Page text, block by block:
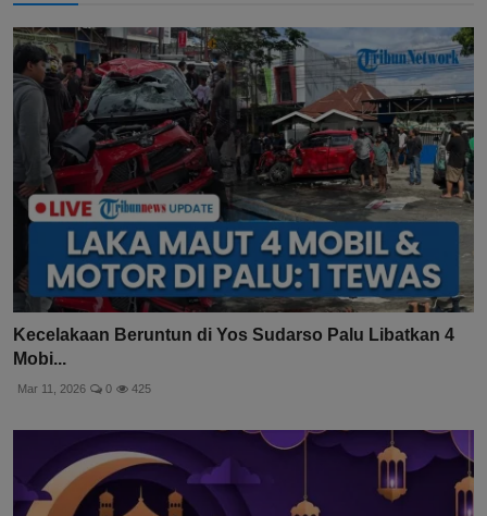
Kecelakaan Beruntun di Yos Sudarso Palu Libatkan 4
Mobi...
Mar 11, 2026 0 425